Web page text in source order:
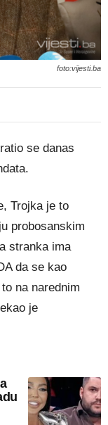
foto:vijesti.ba
se danas
Trojka je to
probosanskim
stranka ima
da se kao
na narednim
je